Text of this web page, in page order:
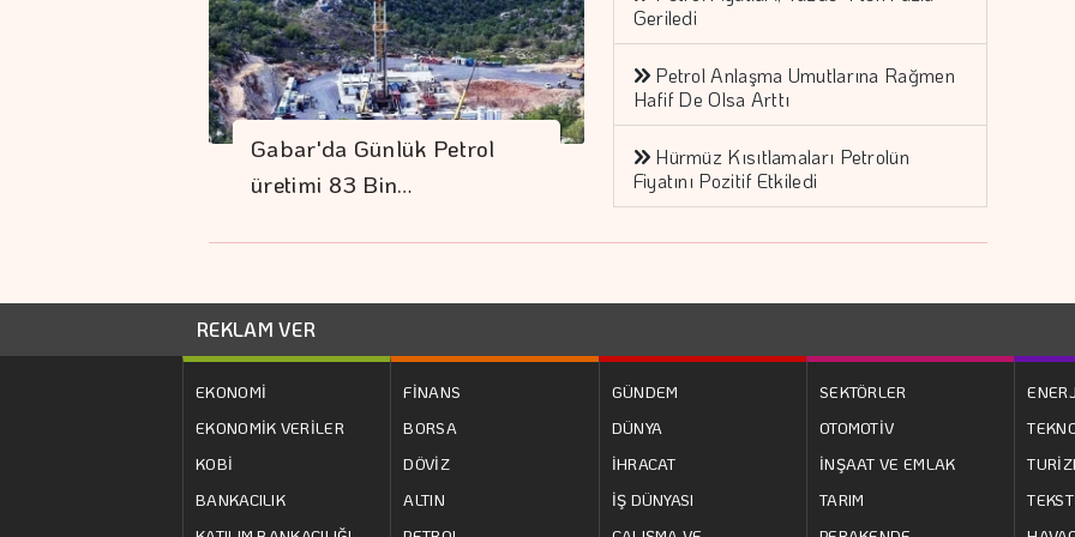
Gabar'da Günlük Petrol
üretimi 83 Bin…
Geriledi
Petrol Anlaşma Umutlarına Rağmen
Hafif De Olsa Arttı
Hürmüz Kısıtlamaları Petrolün
Fiyatını Pozitif Etkiledi
REKLAM VER
EKONOMİ
EKONOMİK VERİLER
KOBİ
BANKACILIK
FİNANS
BORSA
DÖVİZ
ALTIN
GÜNDEM
DÜNYA
İHRACAT
İŞ DÜNYASI
SEKTÖRLER
OTOMOTİV
İNŞAAT VE EMLAK
TARIM